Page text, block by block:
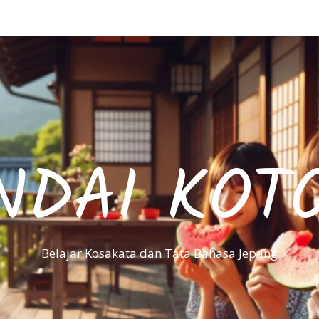
Belajar Kosakata dan Tata Bahasa Jepang